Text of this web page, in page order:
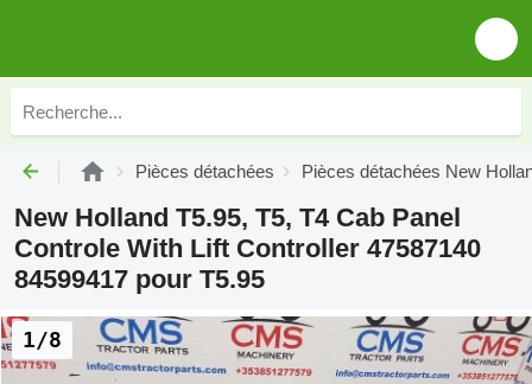
Pièces détachées Pièces détachées New
New Holland T5.95, T5, T4 Cab Panel
Controle With Lift Controller 47587140
84599417 pour T5.95
1/8